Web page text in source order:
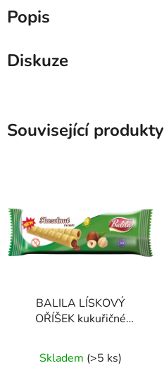
Popis
Diskuze
Související produkty
BALILA LÍSKOVÝ
OŘÍŠEK kukuřičné
hodnocení
Skladem (>5 ks)